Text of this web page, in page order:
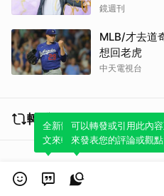
鏡週刊
MLB/才去道
想回老虎
中天電視台
轉發 (0)
貼文 (0)
全新體驗！一鍵引用此內容
文來輕鬆表達個人立場。
可以轉發或引用此內
來發表您的評論或觀點